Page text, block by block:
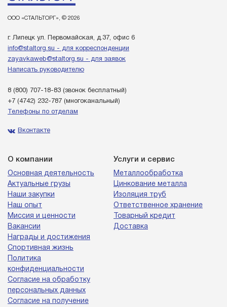
ООО «СТАЛЬТОРГ», © 2026
г. Липецк ул. Первомайская, д.37, офис 6
info@staltorg.su - для корреспонденции
zayavkaweb@staltorg.su - для заявок
Написать руководителю
8 (800) 707-18-83 (звонок бесплатный)
+7 (4742) 232-787 (многоканальный)
Телефоны по отделам
Вконтакте
О компании
Основная деятельность
Актуальные грузы
Наши закупки
Наш опыт
Миссия и ценности
Вакансии
Награды и достижения
Спортивная жизнь
Политика
конфиденциальности
Согласие на обработку
персональных данных
Согласие на получение
Услуги и сервис
Металлообработка
Цинкование металла
Изоляция труб
Ответственное хранение
Товарный кредит
Доставка